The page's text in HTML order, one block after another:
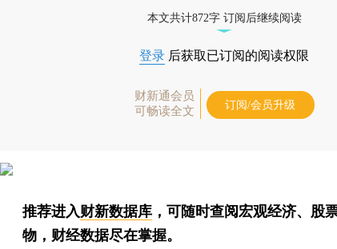
本文共计872字 订阅后继续阅读
登录 后获取已订阅的阅读权限
财新通会员
可畅读全文
订阅/会员升级
推荐进入财新数据库 ，可随时查阅宏观经济、股
物，财经数据尽在掌握。